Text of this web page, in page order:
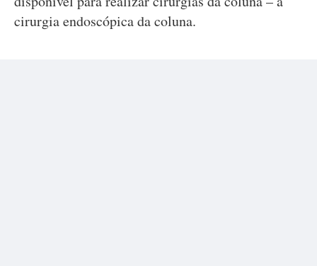
cirurgia endoscópica da coluna.